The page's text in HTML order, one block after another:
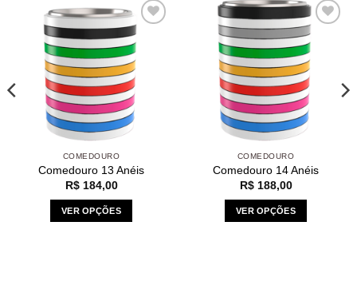
Add to
wishlist
COMEDOURO
Comedouro 13 Anéis
R$184,00
VER OPÇÕES
Add to
wishlist
COMEDOURO
Comedouro 14 Anéis
R$188,00
VER OPÇÕES